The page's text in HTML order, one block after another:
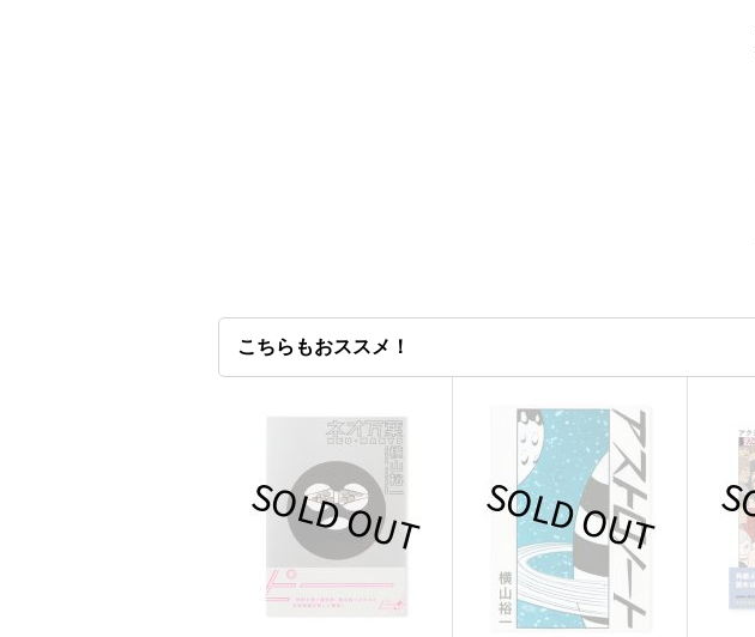
こちらもおススメ！